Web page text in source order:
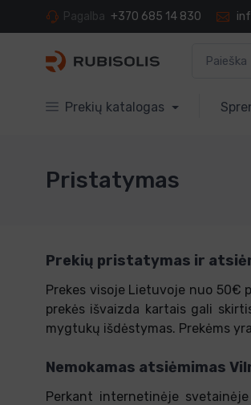
Pagalba +370 685 14 830
Prekių katalogas
Pristatymas
Prekių pristatymas ir
Prekes visoje Lietuvoje nuo 50€
prekės išvaizda kartais gali
mygtukų išdėstymas. Prekėms
Nemokamas atsiėmimas
Perkant internetinėje